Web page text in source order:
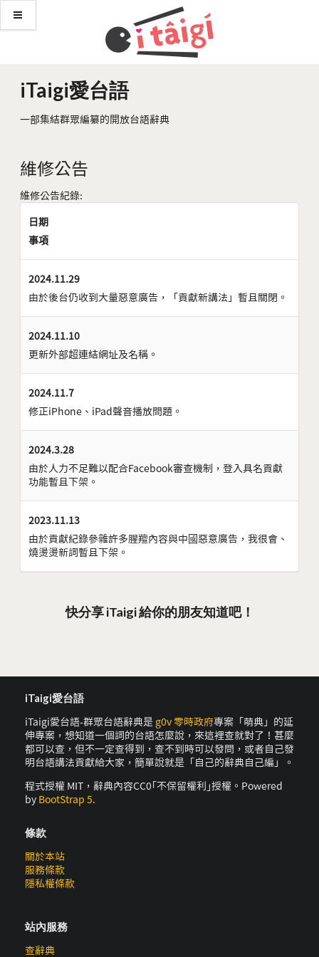
iTaigi愛台語
一部集結群眾編纂的開放台語辭典
維修公告
維修公告紀錄:
日期
事項
2024.11.29
由於後台仍收到大量惡意廣告，「貢獻新講法」暫且關閉。
2024.11.10
更新外部超連結網址及名稱。
2024.11.7
修正iPhone、iPad聲音播放問題。
2024.3.28
由於人力不足難以配合Facebook審查機制，登入具名貢獻
功能暫且下架。
2023.11.13
由於貢獻紀錄參雜許多腥羶內容與中國惡意廣告，我很會、
燒燙燙新詞暫且下架。
快分享 iTaigi 給你的朋友知道吧！
iTaigi愛台語
iTaigi愛台語-群眾台語辭典是 g0v 零時政府專案「萌典」的延
伸專案，想知道一個詞的台語怎麼說，來這裡查就對了！甚麼
都可以查，但不一定查得到，查不到時可以發問，或者自己發
明台語講法貢獻給大家，簡單說就是「自己的辭典自己編」。
程式授權 MIT，辭典內容CC0｢不保留權利｣授權。Powered
by BootStrap 5.
條款
關於本站
服務條款
隱私權條款
站內服務
查辭典